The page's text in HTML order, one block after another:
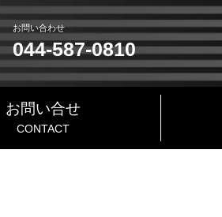
お問い合わせ
044-587-0810
お問い合せ
CONTACT